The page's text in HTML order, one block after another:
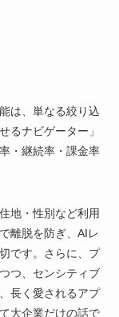
は、単なる絞り込
るナビゲーター」
・継続率・課金率
地・性別など利用
離脱を防ぎ、AIレ
です。さらに、プ
つ、センシティブ
長く愛されるアプ
大企業だけの話で